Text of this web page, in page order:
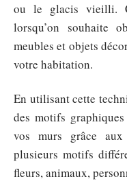
ou le glacis vieilli.
lorsqu’on souhaite
meubles et objets
votre habitation.
En utilisant cette
des motifs
vos murs grâce
plusieurs motifs
fleurs, animaux,